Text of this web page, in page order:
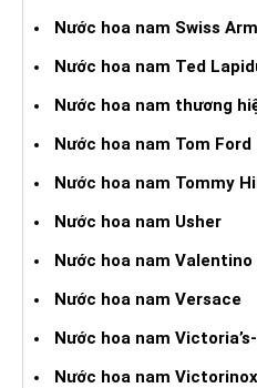
Nước hoa nam Swiss
Nước hoa nam Ted
Nước hoa nam thương
Nước hoa nam Tom Ford
Nước hoa nam Tommy
Nước hoa nam Usher
Nước hoa nam Valentino
Nước hoa nam Versace
Nước hoa nam
Nước hoa nam Victorinox